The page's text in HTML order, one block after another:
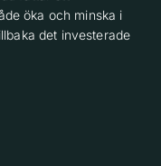
öka och minska i
det investerade